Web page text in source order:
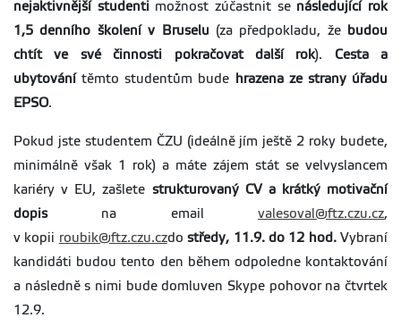
nejaktivnější studentimožnost zúčastnit se následující rok
1,5 denního školení v Bruselu (za předpokladu, že
budou
chtít ve své činnosti pokračovat další rok). Cesta a
ubytovánítěmto studentům bude
hrazena ze strany úřadu
EPSO.
Pokud jste studentem ČZU (ideálně jím ještě 2 roky budete,
minimálně však 1 rok) a máte zájem stát se velvyslancem
kariéry v EU, zašlete strukturovaný CV a krátký motivační
dopisna email valesoval@ftz.czu.cz,
v kopii roubik@ftz.czu.czdostředy, 11.9. do 12 hod. Vybraní
kandidáti budou tento den během odpoledne kontaktování
a následně s nimi bude domluven Skype pohovor na čtvrtek
12.9.